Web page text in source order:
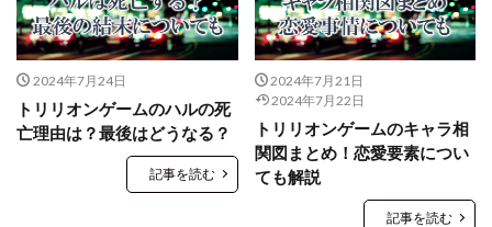
2024年7月24日
トリリオンゲームのハルの死
亡理由は？最後はどうなる？
記事を読む
2024年7月21日
2024年7月22日
トリリオンゲームのキャラ相
関図まとめ！恋愛要素につい
ても解説
記事を読む